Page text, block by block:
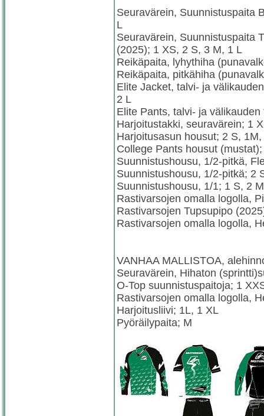
Seuravärein, Suunnistuspaita
L
Seuravärein, Suunnistuspaita
(2025); 1 XS, 2 S, 3 M, 1 L
Reikäpaita, lyhythiha
Reikäpaita, pitkähiha
Elite Jacket, talvi- ja
2 L
Elite Pants, talvi- ja
Harjoitustakki, seuravärein; 1
Harjoitusasun housut; 2 S,
College Pants housut
Suunnistushousu, 1/2-pitkä,
Suunnistushousu, 1/2-pitkä; 2
Suunnistushousu, 1/1; 1 S, 2
Rastivarsojen omalla logolla,
Rastivarsojen Tupsupipo
Rastivarsojen omalla logolla,
VANHAA MALLISTOA,
Seuravärein, Hihaton
O-Top suunnistuspaitoja; 1
Rastivarsojen omalla logolla,
Harjoitusliivi; 1L, 1 XL
Pyöräilypaita; M